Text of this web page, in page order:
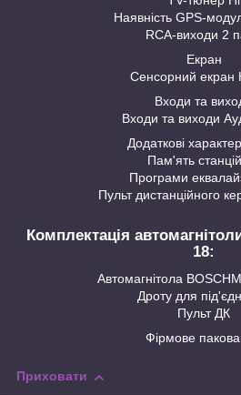
Наявність GPS-
RCA-виходи 2
Екран
Сенсорний екран
Входи та
Входи та виходи
Додаткові
Пам'ять
Програми
Пульт дистанційного
Комплектація
18:
Автомагнітола
Дроту для
Пульт ДК
Фірмове
Приховати